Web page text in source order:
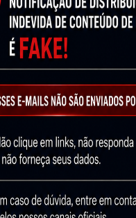
de sucesso
Marketing Digital
para você!
apareça no
de
De Marketing
fundamental! Ter